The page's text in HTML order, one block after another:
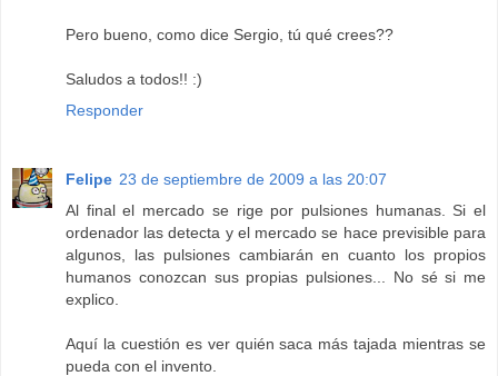
Pero bueno, como dice Sergio, tú qué crees??
Saludos a todos!! :)
Responder
Felipe 23 de septiembre de 2009 a las 20:07
Al final el mercado se rige por pulsiones humanas. Si el
ordenador las detecta y el mercado se hace previsible para
algunos, las pulsiones cambiarán en cuanto los propios
humanos conozcan sus propias pulsiones... No sé si me
explico.
Aquí la cuestión es ver quién saca más tajada mientras se
pueda con el invento.